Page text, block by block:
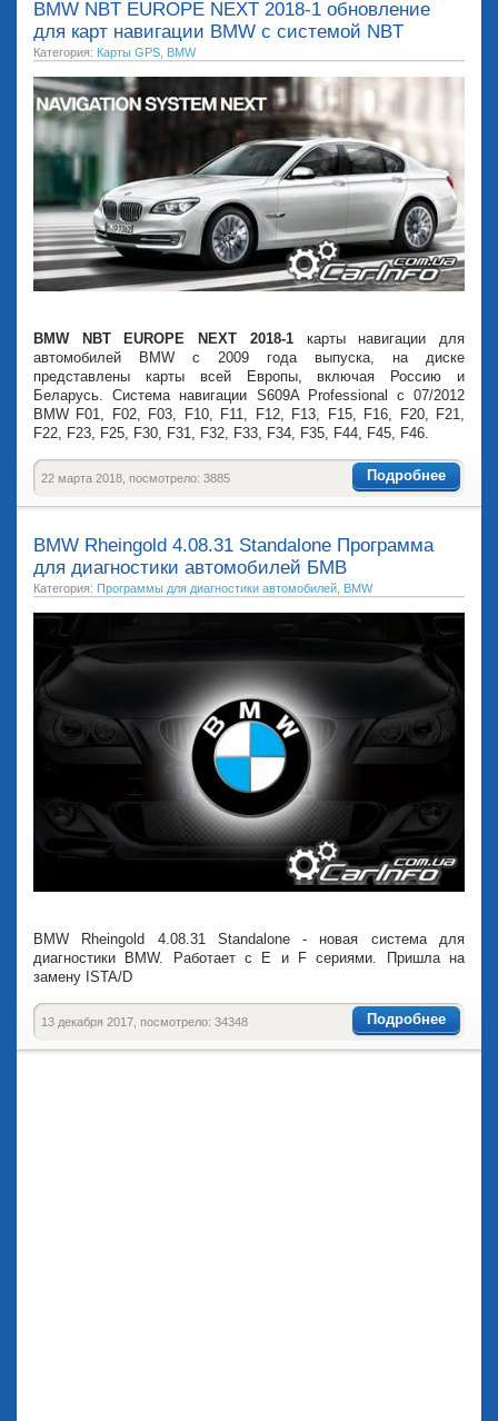
BMW NBT EUROPE NEXT 2018-1 обновление
для карт навигации BMW с системой NBT
Категория: Карты GPS BMW
BMW NBT EUROPE NEXT 2018-1карты навигации для
автомобилей BMW с 2009 года выпуска, на диске
представлены карты всей Европы, включая Россию и
Беларусь. Система навигации S609A Professional с 07/2012
BMW F01, F02, F03, F10, F11, F12, F13, F15, F16, F20, F21,
F22, F23, F25, F30, F31, F32, F33, F34, F35, F44, F45, F46.
Подробнее
22 марта 2018, посмотрело: 3885
BMW Rheingold 4.08.31 Standalone Программа
для диагностики автомобилей БМВ
Категория: Программы для диагностики автомобилей BMW
BMW Rheingold 4.08.31 Standalone - новая система для
диагностики BMW. Работает с E и F сериями. Пришла на
замену ISTA/D
Подробнее
13 декабря 2017, посмотрело: 34348